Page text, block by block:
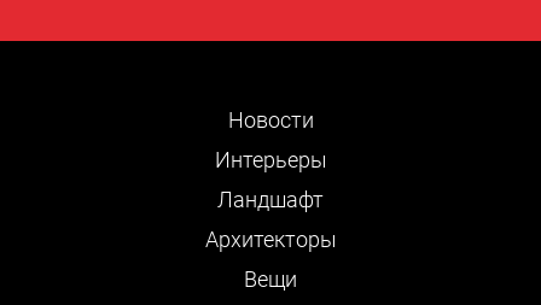
Новости
Интерьеры
Ландшафт
Архитекторы
Вещи